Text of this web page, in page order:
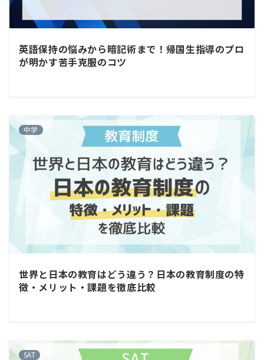
英語保持の悩みから暗記術まで！帰国生指導のプロ
が明かす苦手克服のコツ
中学
世界と日本の教育はどう違う？日本の教育制度の特
徴・メリット・課題を徹底比較
SAT